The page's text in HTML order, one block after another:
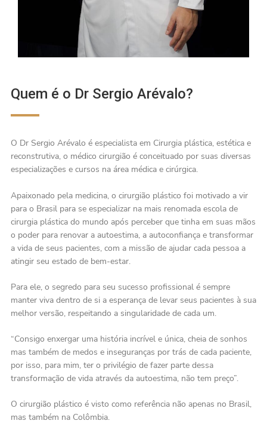
Quem é o Dr Sergio Arévalo?
O Dr Sergio Arévalo é especialista em Cirurgia plástica, estética e
reconstrutiva, o médico cirurgião é conceituado por suas diversas
especializações e cursos na área médica e cirúrgica.
Apaixonado pela medicina, o cirurgião plástico foi motivado a vir
para o Brasil para se especializar na mais renomada escola de
cirurgia plástica do mundo após perceber que tinha em suas mãos
o poder para renovar a autoestima, a autoconfiança e transformar
a vida de seus pacientes, com a missão de ajudar cada pessoa a
atingir seu estado de bem-estar.
Para ele, o segredo para seu sucesso profissional é sempre
manter viva dentro de si a esperança de levar seus pacientes à sua
melhor versão, respeitando a singularidade de cada um.
“Consigo enxergar uma história incrível e única, cheia de sonhos
mas também de medos e inseguranças por trás de cada paciente,
por isso, para mim, ter o privilégio de fazer parte dessa
transformação de vida através da autoestima, não tem preço”.
O cirurgião plástico é visto como referência não apenas no Brasil,
mas também na Colômbia.